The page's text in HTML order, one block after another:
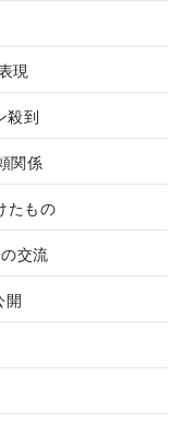
現
殺到
関係
たもの
交流
開